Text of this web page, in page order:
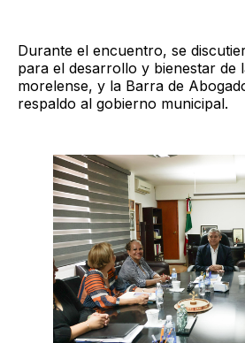
Durante el encuentro, se
para el desarrollo y bienestar de
morelense, y la Barra de
respaldo al gobierno municipal.